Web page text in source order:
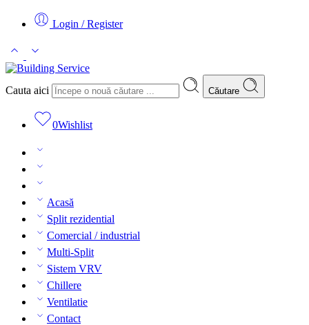
Login / Register
Cauta aici Căutare
0Wishlist
Acasă
Split rezidential
Comercial / industrial
Multi-Split
Sistem VRV
Chillere
Ventilatie
Contact